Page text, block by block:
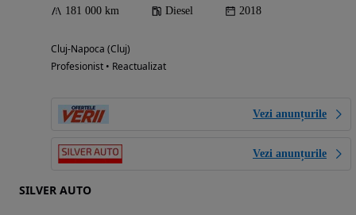
181 000 km Diesel 2018
Cluj-Napoca (Cluj)
Profesionist • Reactualizat
Vezi anunțurile
Vezi anunțurile
SILVER AUTO